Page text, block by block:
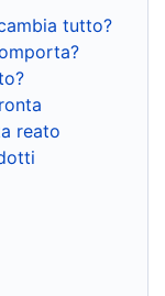
tutto?
reato